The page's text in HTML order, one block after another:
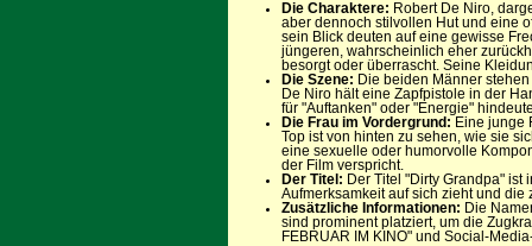
Die Charaktere: Robert De Niro,
aber dennoch stilvollen Hut und eine
sein Blick deuten auf eine gewisse
jüngeren, wahrscheinlich eher
besorgt oder überrascht. Seine
Die Szene: Die beiden Männer
De Niro hält eine Zapfpistole in der
für "Auftanken" oder "Energie"
Die Frau im Vordergrund: Eine junge
Top ist von hinten zu sehen, wie sie
eine sexuelle oder humorvolle
der Film verspricht.
Der Titel: Der Titel "Dirty Grandpa"
Aufmerksamkeit auf sich zieht und die
Zusätzliche Informationen: Die
sind prominent platziert, um die
FEBRUAR IM KINO" und Social-